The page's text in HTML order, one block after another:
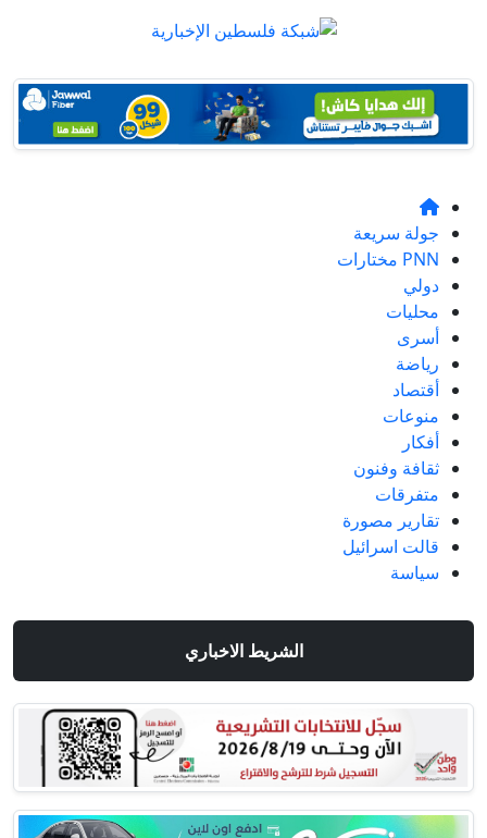
جولة سريعة
PNN مختارات
دولي
محليات
أسرى
رياضة
أقتصاد
منوعات
أفكار
ثقافة وفنون
متفرقات
تقارير مصورة
قالت اسرائيل
سياسة
الشريط الاخباري